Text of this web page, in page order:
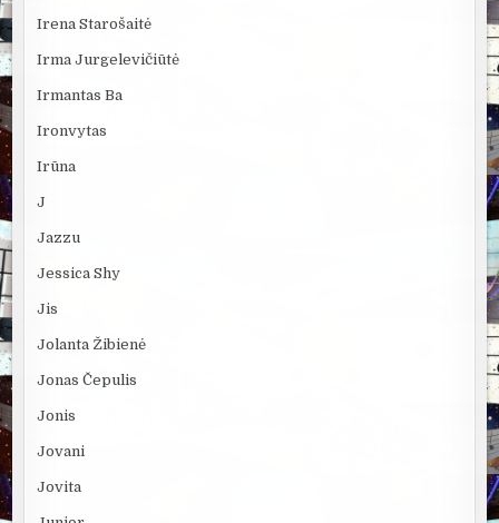
Irena Starošaitė
Irma Jurgelevičiūtė
Irmantas Ba
Ironvytas
Irūna
J
Jazzu
Jessica Shy
Jis
Jolanta Žibienė
Jonas Čepulis
Jonis
Jovani
Jovita